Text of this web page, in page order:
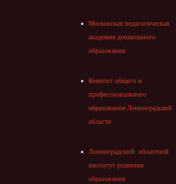
Московская педагогическая
академия дошкольного
образования
Комитет общего и
профессионального
образования Ленинградской
области
Ленинградский областной
институт развития
образования